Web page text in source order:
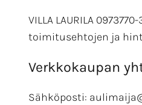
VILLA LAURILA
toimitusehtojen ja
Verkkokaupan
Sähköposti: